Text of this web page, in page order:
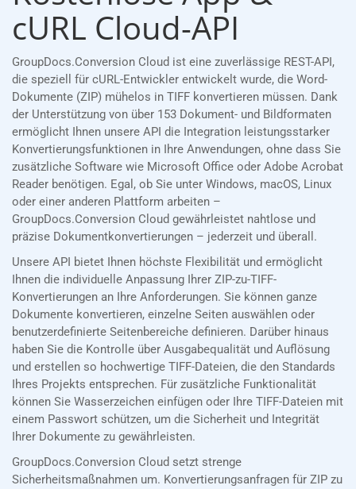
cURL Cloud-API
GroupDocs.Conversion Cloud ist eine zuverlässige REST-API,
die speziell für cURL-Entwickler entwickelt wurde, die Word-
Dokumente (ZIP) mühelos in TIFF konvertieren müssen. Dank
der Unterstützung von über 153 Dokument- und Bildformaten
ermöglicht Ihnen unsere API die Integration leistungsstarker
Konvertierungsfunktionen in Ihre Anwendungen, ohne dass Sie
zusätzliche Software wie Microsoft Office oder Adobe Acrobat
Reader benötigen. Egal, ob Sie unter Windows, macOS, Linux
oder einer anderen Plattform arbeiten –
GroupDocs.Conversion Cloud gewährleistet nahtlose und
präzise Dokumentkonvertierungen – jederzeit und überall.
Unsere API bietet Ihnen höchste Flexibilität und ermöglicht
Ihnen die individuelle Anpassung Ihrer ZIP-zu-TIFF-
Konvertierungen an Ihre Anforderungen. Sie können ganze
Dokumente konvertieren, einzelne Seiten auswählen oder
benutzerdefinierte Seitenbereiche definieren. Darüber hinaus
haben Sie die Kontrolle über Ausgabequalität und Auflösung
und erstellen so hochwertige TIFF-Dateien, die den Standards
Ihres Projekts entsprechen. Für zusätzliche Funktionalität
können Sie Wasserzeichen einfügen oder Ihre TIFF-Dateien mit
einem Passwort schützen, um die Sicherheit und Integrität
Ihrer Dokumente zu gewährleisten.
GroupDocs.Conversion Cloud setzt strenge
Sicherheitsmaßnahmen um. Konvertierungsanfragen für ZIP zu